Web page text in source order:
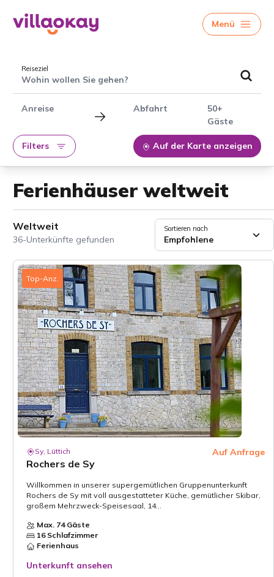
Menü
Reiseziel
Wohin wollen Sie gehen?
Anreise Abfahrt
50+
Gäste
Filters Auf der Karte anzeigen
Ferienhäuser weltweit
Weltweit
36-Unterkünfte gefunden
Sortieren nach
Empfohlene
Top-Anz.
Sy, Lüttich
Rochers de Sy
Auf Anfrage
Willkommen in unserer supergemütlichen Gruppenunterkunft
Rochers de Sy mit voll ausgestatteter Küche, gemütlicher Skibar,
großem Mehrzweck-Speisesaal, 14...
Max. 74 Gäste
16 Schlafzimmer
Ferienhaus
Unterkunft ansehen